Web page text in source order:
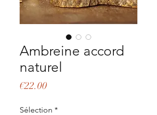
Ambreine accord
naturel
€22.00Price
Sélection *